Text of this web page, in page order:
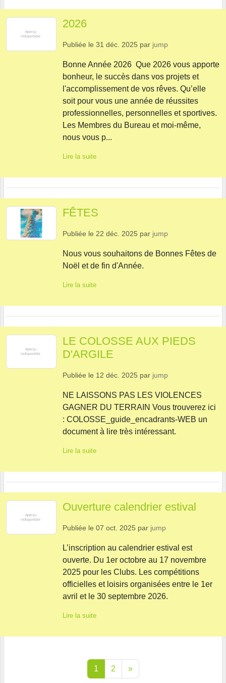
2026
Publiée le 31 déc. 2025 par jump
Bonne Année 2026 Que 2026 vous apporte
bonheur, le succès dans vos projets et
l'accomplissement de vos rêves. Qu’elle
soit pour vous une année de réussites
professionnelles, personnelles et sportives.
Les Membres du Bureau et moi-même,
nous vous p...
Lire la suite
FÊTES
Publiée le 22 déc. 2025 par jump
Nous vous souhaitons de Bonnes Fêtes de
Noël et de fin d'Année.
Lire la suite
LE COLOSSE AUX PIEDS
D'ARGILE
Publiée le 12 déc. 2025 par jump
NE LAISSONS PAS LES VIOLENCES
GAGNER DU TERRAIN Vous trouverez ici
: COLOSSE_guide_encadrants-WEB un
document à lire très intéressant.
Lire la suite
Ouverture calendrier estival
Publiée le 07 oct. 2025 par jump
L’inscription au calendrier estival est
ouverte. Du 1er octobre au 17 novembre
2025 pour les Clubs. Les compétitions
officielles et loisirs organisées entre le 1er
avril et le 30 septembre 2026.
Lire la suite
1 2 »